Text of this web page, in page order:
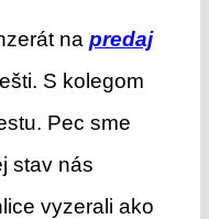
na predaj
S kolegom
Pec sme
stav nás
vyzerali ako